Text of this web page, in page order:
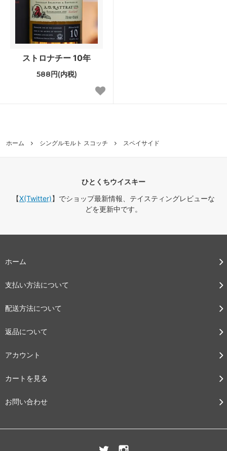
ストロナチー 10年
588円(内税)
ホーム シングルモルト スコッチ スペイサイド
ひとくちウイスキー
【X(Twitter)】でショップ最新情報、テイスティングレビューな
どを更新中です。
ホーム
支払い方法について
配送方法について
返品について
アカウント
カートを見る
お問い合わせ